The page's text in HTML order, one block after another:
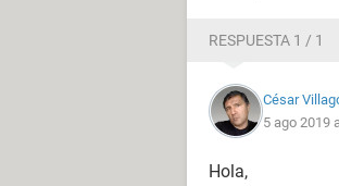
RESPUESTA 1 / 1
César
5 ago 2019
Hola,